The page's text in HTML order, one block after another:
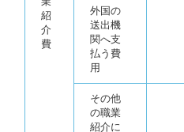
紹
介
費
外国の
送出機
関へ支
払う費
用
その他
の職業
紹介に